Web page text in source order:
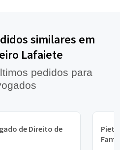
similares em
Lafaiete
pedidos para
de Direito de